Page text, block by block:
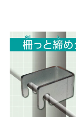
タヌキ対策